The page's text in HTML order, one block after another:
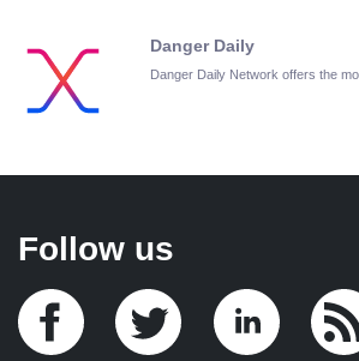
Danger Daily
Danger Daily Network offers the
Follow us